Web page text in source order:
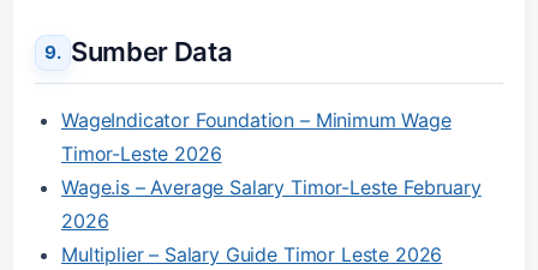
Sumber Data
WageIndicator Foundation – Minimum Wage
Timor-Leste 2026
Wage.is – Average Salary Timor-Leste February
2026
Multiplier – Salary Guide Timor Leste 2026